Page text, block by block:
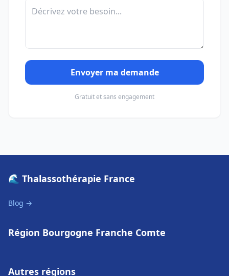
Envoyer ma demande
Gratuit et sans engagement
🌊 Thalassothérapie France
Blog →
Région Bourgogne Franche Comte
Autres régions